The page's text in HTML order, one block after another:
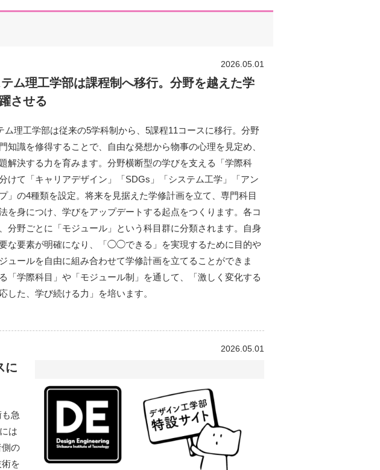
2026.05.01
ム理工学部は課程制へ移行。分野を越えた学
させる
ム理工学部は従来の5学科制から、5課程11コースに移行。分野
知識を修得することで、自由な発想から物事の心理を見定め、
解決する力を育みます。分野横断型の学びを支える「学際科
けて「キャリアデザイン」「SDGs」「システム工学」「アン
」の4種類を設定。将来を見据えた学修計画を立て、専門科目
を身につけ、学びをアップデートする起点をつくります。各コ
分野ごとに「モジュール」という科目群に分類されます。自身
な要素が明確になり、「◯◯できる」を実現するために目的や
ュールを自由に組み合わせて学修計画を立てることができま
「学際科目」や「モジュール制」を通して、「激しく変化する
した、学び続ける力」を培います。
2026.05.01
に
急
は
の
を